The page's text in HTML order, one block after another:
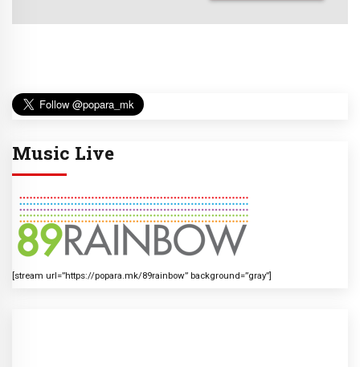
Music Live
[stream url=”https://popara.mk/89rainbow” background=”gray”]